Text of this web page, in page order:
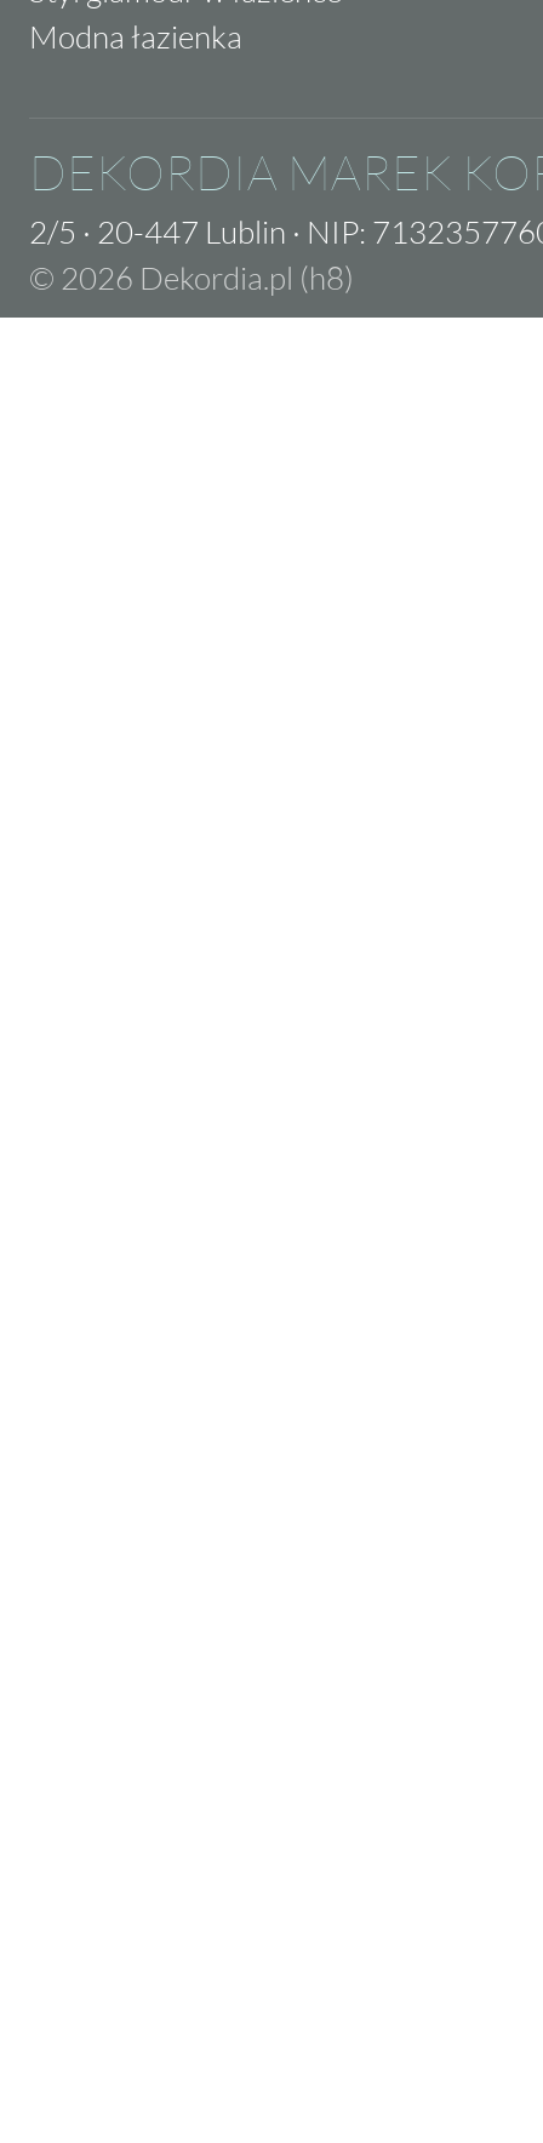
Modna łazienka
DEKORDIA MAREK
2/5 · 20-447 Lublin · NIP:
© 2026 Dekordia.pl (h8)